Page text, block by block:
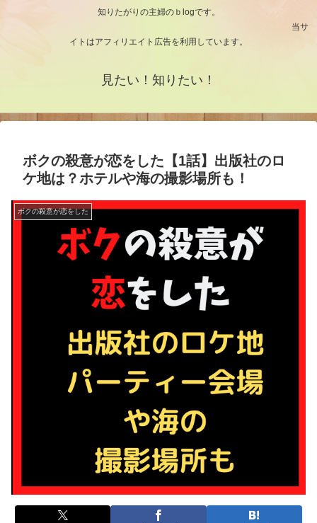
知りたがりの主婦のｂlogです。
当サ
イトはアフィリエイト広告を利用しています。
見たい！知りたい！
ボクの殺意が恋をした【1話】出版社のロ
ケ地は？ホテルや海の撮影場所も！
ボクの殺意が恋をした